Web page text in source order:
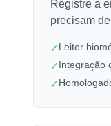
Registre a
precisam
✓Leitor
✓Integração
✓